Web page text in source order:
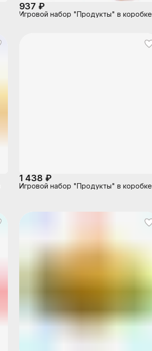
937 ₽
Игровой набор "Продукты" в коробке
1 438 ₽
Игровой набор "Продукты" в коробке